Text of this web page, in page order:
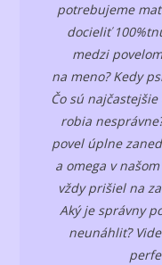
potrebujeme
docieliť
medzi
na meno? Kedy
Čo sú
robia
povel úplne
a omega v
vždy prišiel na
Aký je správny
neunáhliť?